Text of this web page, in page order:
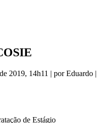
2019, 14h11 | por Eduardo |
de Estágio